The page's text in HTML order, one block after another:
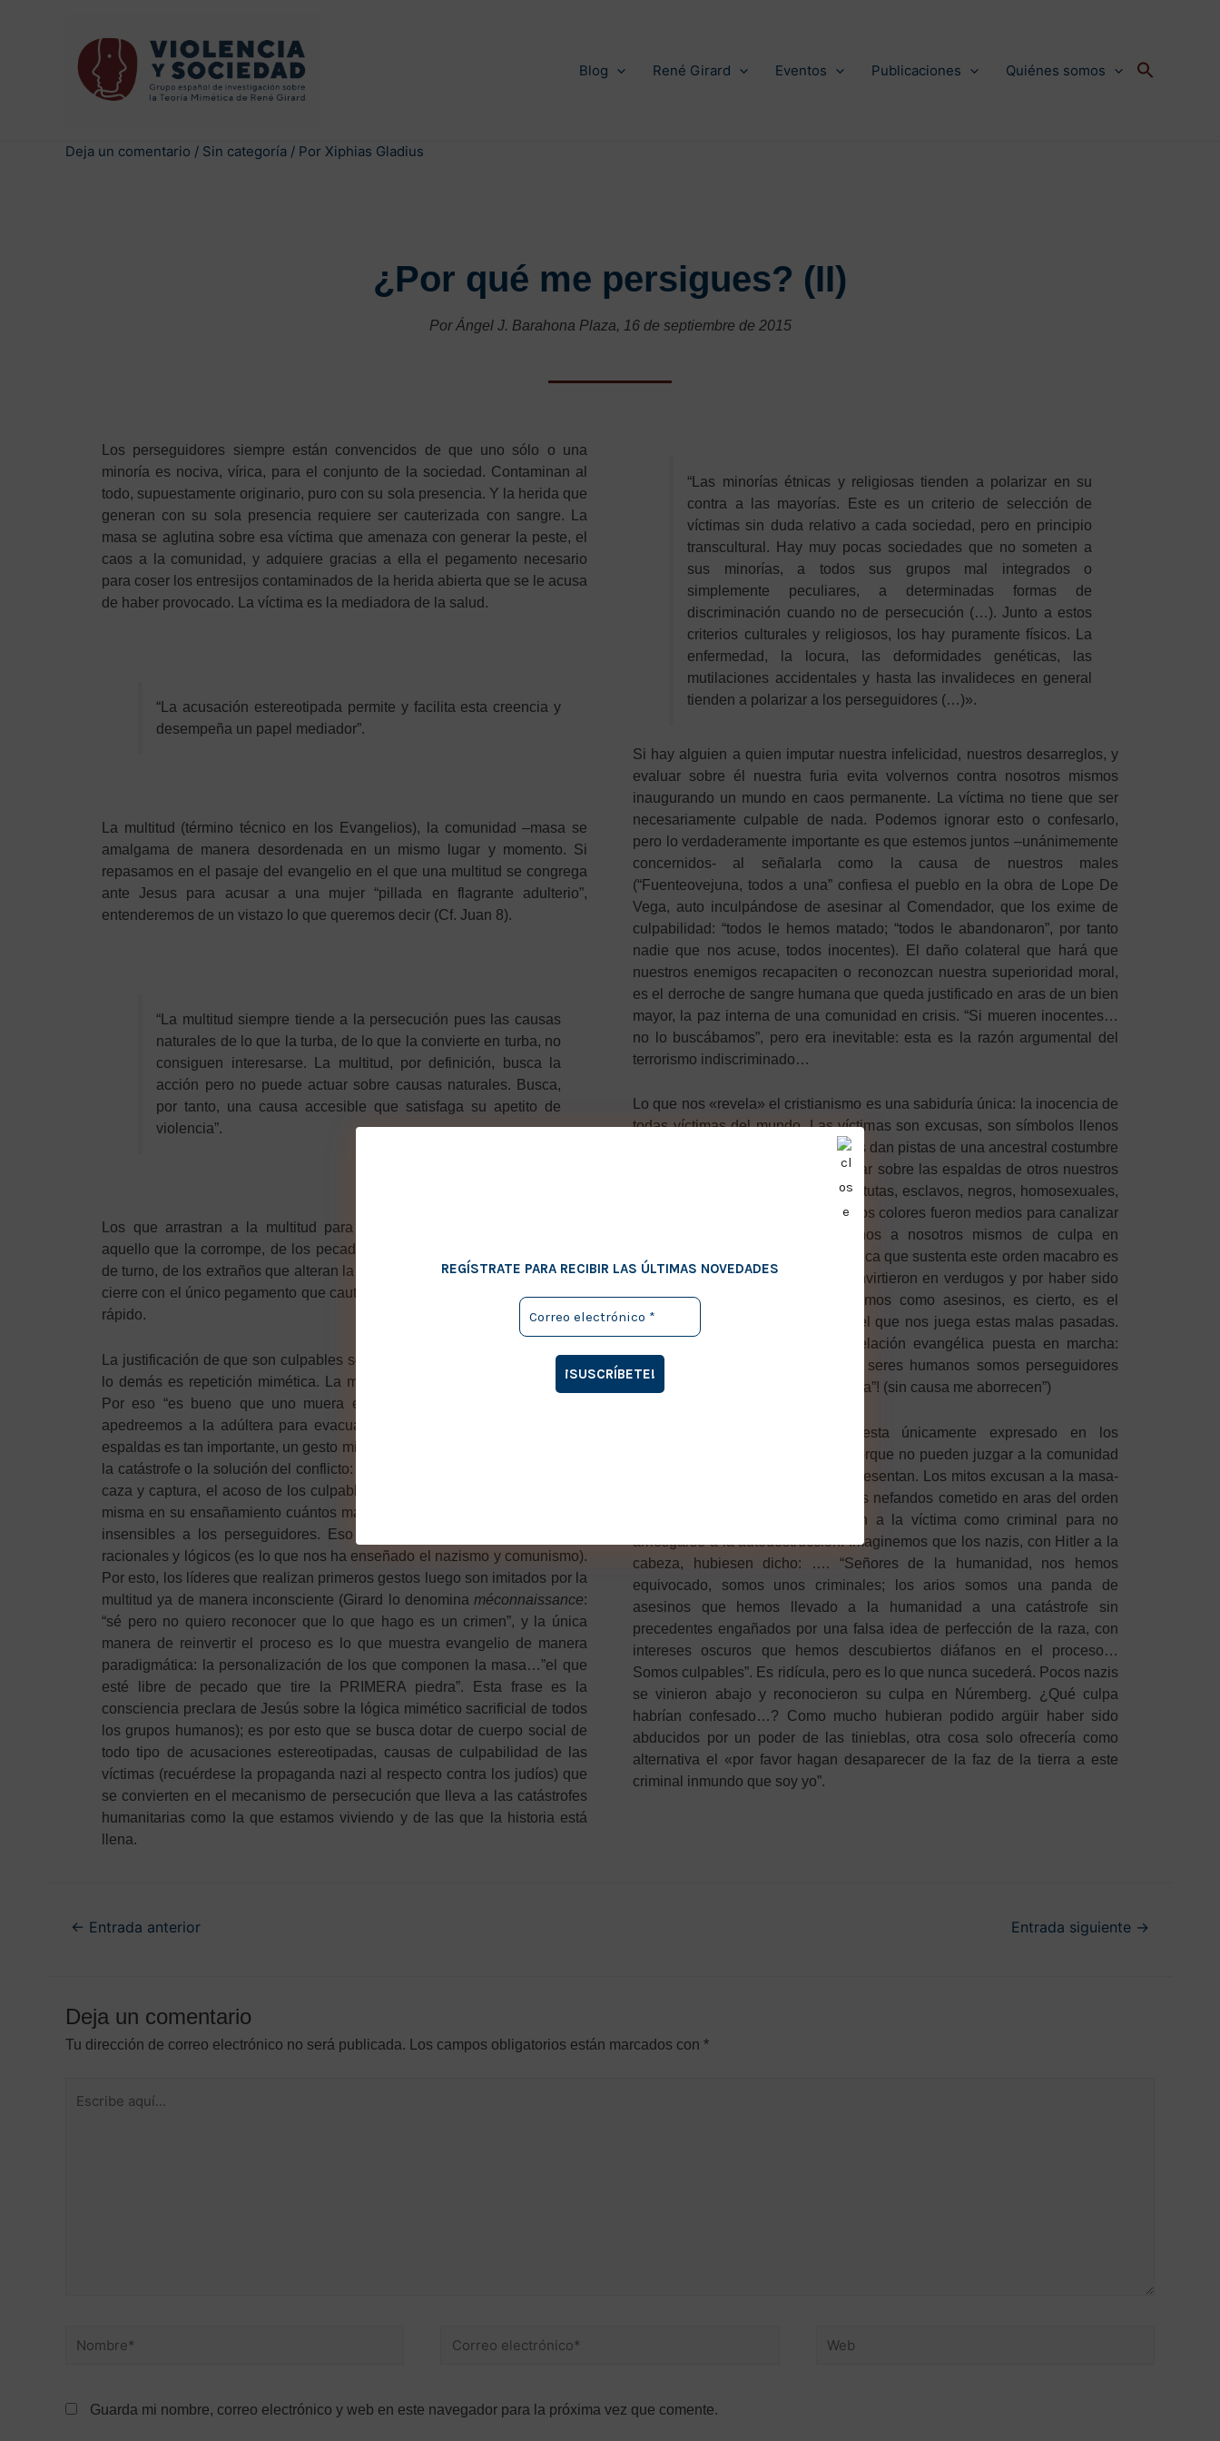
Blog René Girard Eventos Publicaciones Quiénes somos
Deja un comentario / Sin categoría / Por Xiphias Gladius
¿Por qué me persigues? (II)
Por Ángel J. Barahona Plaza, 16 de septiembre de 2015
Los perseguidores siempre están convencidos de que uno sólo o una
minoría es nociva, vírica, para el conjunto de la sociedad. Contaminan al
todo, supuestamente originario, puro con su sola presencia. Y la herida que
generan con su sola presencia requiere ser cauterizada con sangre. La
masa se aglutina sobre esa víctima que amenaza con generar la peste, el
caos a la comunidad, y adquiere gracias a ella el pegamento necesario
para coser los entresijos contaminados de la herida abierta que se le acusa
de haber provocado. La víctima es la mediadora de la salud.
“La acusación estereotipada permite y facilita esta creencia y
desempeña un papel mediador”.
La multitud (término técnico en los Evangelios), la comunidad –masa se
amalgama de manera desordenada en un mismo lugar y momento. Si
repasamos en el pasaje del evangelio en el que una multitud se congrega
ante Jesus para acusar a una mujer “pillada en flagrante adulterio”,
entenderemos de un vistazo lo que queremos decir (Cf. Juan 8).
“La multitud siempre tiende a la persecución pues las causas
naturales de lo que la turba, de lo que la convierte en turba, no
consiguen interesarse. La multitud, por definición, busca la
acción pero no puede actuar sobre causas naturales. Busca,
por tanto, una causa accesible que satisfaga su apetito de
violencia”.
Los que arrastran a la multitud para purificar a la comunidad de todo
aquello que la corrompe, de los pecadores, de los extranjeros, la adúltera
de turno, de los extraños que alteran la tranquilidad, piden que la herida se
cierre con el único pegamento que cauteriza: más sangre que coagule más
rápido.
La justificación de que son culpables solo es necesaria en el primer gesto,
lo demás es repetición mimética. La masa se siente anónima e inocente.
Por eso “es bueno que uno muera en esta Pascua” por todos, o que
apedreemos a la adúltera para evacuar nuestra propia basura sobre sus
espaldas es tan importante, un gesto mimético, digno de ser imitado genera
la catástrofe o la solución del conflicto: todos los demás son imitadores. La
caza y captura, el acoso de los culpables se perpetúa fortaleciéndose a sí
misma en su ensañamiento cuántos más cadáveres acumula, hasta volver
insensibles a los perseguidores. Eso exige unos crímenes mucho más
racionales y lógicos (es lo que nos ha enseñado el nazismo y comunismo).
Por esto, los líderes que realizan primeros gestos luego son imitados por la
multitud ya de manera inconsciente (Girard lo denomina méconnaissance:
“sé pero no quiero reconocer que lo que hago es un crimen”, y la única
manera de reinvertir el proceso es lo que muestra evangelio de manera
paradigmática: la personalización de los que componen la masa…”el que
esté libre de pecado que tire la PRIMERA piedra”. Esta frase es la
consciencia preclara de Jesús sobre la lógica mimético sacrificial de todos
los grupos humanos); es por esto que se busca dotar de cuerpo social de
todo tipo de acusaciones estereotipadas, causas de culpabilidad de las
víctimas (recuérdese la propaganda nazi al respecto contra los judíos) que
se convierten en el mecanismo de persecución que lleva a las catástrofes
humanitarias como la que estamos viviendo y de las que la historia está
llena.
“Las minorías étnicas y religiosas tienden a polarizar en su
contra a las mayorías. Este es un criterio de selección de
víctimas sin duda relativo a cada sociedad, pero en principio
transcultural. Hay muy pocas sociedades que no someten a
sus minorías, a todos sus grupos mal integrados o
simplemente peculiares, a determinadas formas de
discriminación cuando no de persecución (…). Junto a estos
criterios culturales y religiosos, los hay puramente físicos. La
enfermedad, la locura, las deformidades genéticas, las
mutilaciones accidentales y hasta las invalideces en general
tienden a polarizar a los perseguidores (…)».
Si hay alguien a quien imputar nuestra infelicidad, nuestros desarreglos, y
evaluar sobre él nuestra furia evita volvernos contra nosotros mismos
inaugurando un mundo en caos permanente. La víctima no tiene que ser
necesariamente culpable de nada. Podemos ignorar esto o confesarlo,
pero lo verdaderamente importante es que estemos juntos –unánimemente
concernidos- al señalarla como la causa de nuestros males
(“Fuenteovejuna, todos a una” confiesa el pueblo en la obra de Lope De
Vega, auto inculpándose de asesinar al Comendador, que los exime de
culpabilidad: “todos le hemos matado; “todos le abandonaron”, por tanto
nadie que nos acuse, todos inocentes). El daño colateral que hará que
nuestros enemigos recapaciten o reconozcan nuestra superioridad moral,
es el derroche de sangre humana que queda justificado en aras de un bien
mayor, la paz interna de una comunidad en crisis. “Si mueren inocentes…
no lo buscábamos”, pero era inevitable: esta es la razón argumental del
terrorismo indiscriminado…
Lo que nos «revela» el cristianismo es una sabiduría única: la inocencia de
todas víctimas del mundo. Las víctimas son excusas, son símbolos llenos
de contenidos emocionales que nos dan pistas de una ancestral costumbre
de la comunidad humana de asentar sobre las espaldas de otros nuestros
precarios órdenes. Adúlteras, prostitutas, esclavos, negros, homosexuales,
judíos y cristianos, niños de todos los colores fueron medios para canalizar
nuestras frustraciones, de eximirnos a nosotros mismos de culpa en
nuestros fracasos y derrotas. La lógica que sustenta este orden macabro es
que los que fueron víctimas se convirtieron en verdugos y por haber sido
inocentes se legitimaron a sí mismos como asesinos, es cierto, es el
carácter casi cíclico de la historia el que nos juega estas malas pasadas.
Por eso es tan importante la revelación evangélica puesta en marcha:
¡cuando comprenderemos que los seres humanos somos perseguidores
los unos de los otros, pero “sin causa”! (sin causa me aborrecen”)
Este mecanismo estereotipado esta únicamente expresado en los
Evangelios. Los mitos lo ocultan porque no pueden juzgar a la comunidad
a la que pertenecen y a la que representan. Los mitos excusan a la masa-
multitud-comunidad de los crímenes nefandos cometido en aras del orden
que alteró la víctima. Representan a la víctima como criminal para no
arriesgarse a la autodestrucción. Imaginemos que los nazis, con Hitler a la
cabeza, hubiesen dicho: …. “Señores de la humanidad, nos hemos
equivocado, somos unos criminales; los arios somos una panda de
asesinos que hemos llevado a la humanidad a una catástrofe sin
precedentes engañados por una falsa idea de perfección de la raza, con
intereses oscuros que hemos descubiertos diáfanos en el proceso…
Somos culpables”. Es ridícula, pero es lo que nunca sucederá. Pocos nazis
se vinieron abajo y reconocieron su culpa en Núremberg. ¿Qué culpa
habrían confesado…? Como mucho hubieran podido argüir haber sido
abducidos por un poder de las tinieblas, otra cosa solo ofrecería como
alternativa el «por favor hagan desaparecer de la faz de la tierra a este
criminal inmundo que soy yo”.
REGÍSTRATE PARA RECIBIR LAS ÚLTIMAS NOVEDADES
← Entrada anterior Entrada siguiente →
Deja un comentario
Tu dirección de correo electrónico no será publicada. Los campos obligatorios están marcados con *
Guarda mi nombre, correo electrónico y web en este navegador para la próxima vez que comente.